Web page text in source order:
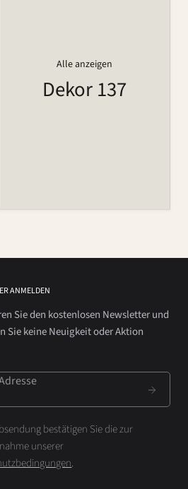
Alle anzeigen
Dekor 137
ANMELDEN
Sie den kostenlosen Newsletter und
Sie keine Neuigkeit oder Aktion
bestätigen Sie die zur
unserer
.